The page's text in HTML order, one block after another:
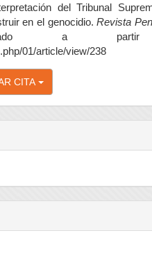
del Tribunal
en el genocidio.Revista
a
01/article/view/238
CITA